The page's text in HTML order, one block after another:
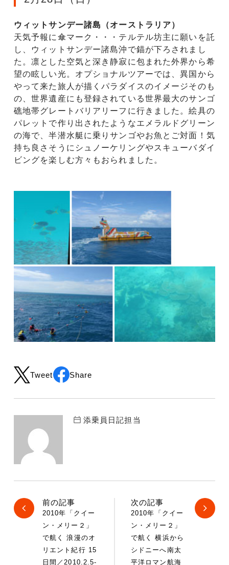
ウィットサンデー諸島（オーストラリア）
天気予報に傘マーク・・・テルテル坊主に願いを託
し、ウィットサンデー諸島沖で錨が下ろされまし
た。凛とした空気と深き静寂に包まれた外界から希
望の眩しい光。オプショナルツアーでは、異国から
やって来た旅人が描くパラダイスのイメージそのも
の、世界遺産にも登録されている世界最大のサンゴ
礁地帯グレートバリアリーフに行きました。絵具の
パレットで作り出されたようなエメラルドグリーン
の海で、半潜水艇に乗りサンゴやお魚とご対面！気
持ち良さそうにシュノーケリングやスキューバダイ
ビングを楽しむ方々もおられました。
Tweet Share
添乗員日記担当
前の記事
2010年「クイー
ン・メリー２」
で航く 浪漫のオ
リエント紀行 15
日間／2010.2.5-
次の記事
2010年「クイー
ン・メリー２」
で航く 横浜から
シドニーへ南太
平洋ロマン航海